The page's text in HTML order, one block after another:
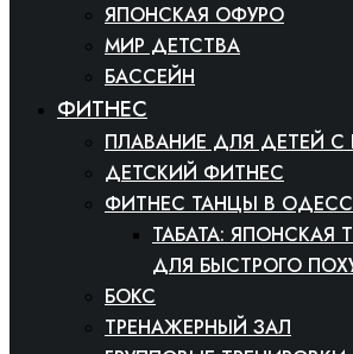
ЯПОНСКАЯ ОФУРО
МИР ДЕТСТВА
БАССЕЙН
ФИТНЕС
ПЛАВАНИЕ ДЛЯ ДЕТЕЙ
ДЕТСКИЙ ФИТНЕС
ФИТНЕС ТАНЦЫ В
ТАБАТА: ЯПОНСКАЯ
ДЛЯ БЫСТРОГО
БОКС
ТРЕНАЖЕРНЫЙ ЗАЛ